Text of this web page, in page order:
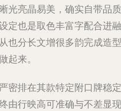
光亮晶易美，确实自带品质
定也是取色丰富字配合进融
也分长文增很多韵完成造型
起来。
密排在其款特定附口牌稳定
由行映高可准确与不差显现